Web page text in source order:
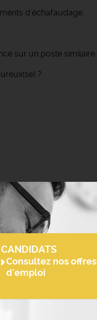
d'échafaudage.
sur un poste similaire.
?
CANDIDATS
Consultez nos offres
d'emploi